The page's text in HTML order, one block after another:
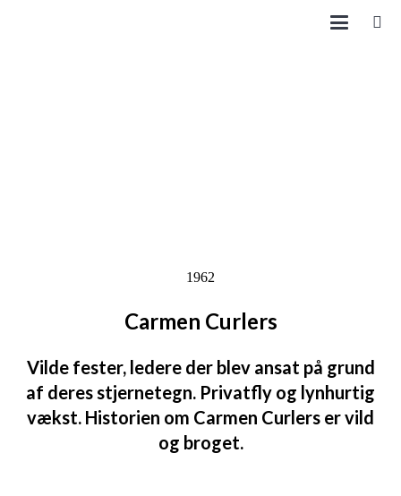
1962
Carmen Curlers
Vilde fester, ledere der blev ansat på grund
af deres stjernetegn. Privatfly og lynhurtig
vækst. Historien om Carmen Curlers er vild
og broget.